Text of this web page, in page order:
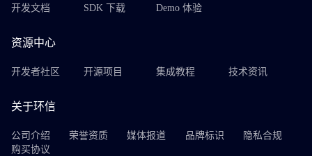
开发文档 SDK 下载 Demo 体验
资源中心
开发者社区 开源项目 集成教程 技术资讯
关于环信
公司介绍 荣誉资质 媒体报道 品牌标识
隐私合规
购买协议